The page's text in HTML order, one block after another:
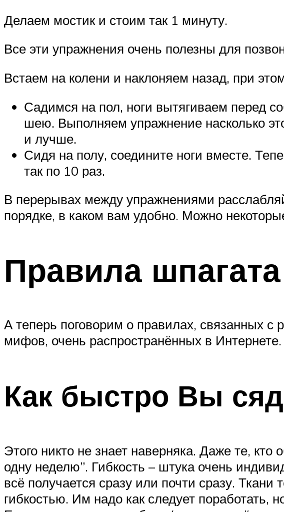
Делаем мостик и стоим так 1 минуту.
Все эти упражнения очень полезны для
Встаем на колени и наклоняем назад, при
Садимся на пол, ноги вытягиваем перед
шею. Выполняем упражнение насколько
и лучше.
Сидя на полу, соедините ноги вместе.
так по 10 раз.
В перерывах между упражнениями
порядке, в каком вам удобно. Можно
Правила шпагата
А теперь поговорим о правилах, связанных с
мифов, очень распространённых в Интернете.
Как быстро Вы
Этого никто не знает наверняка. Даже те,
одну неделю”. Гибкость – штука очень
всё получается сразу или почти сразу.
гибкостью. Им надо как следует поработать,